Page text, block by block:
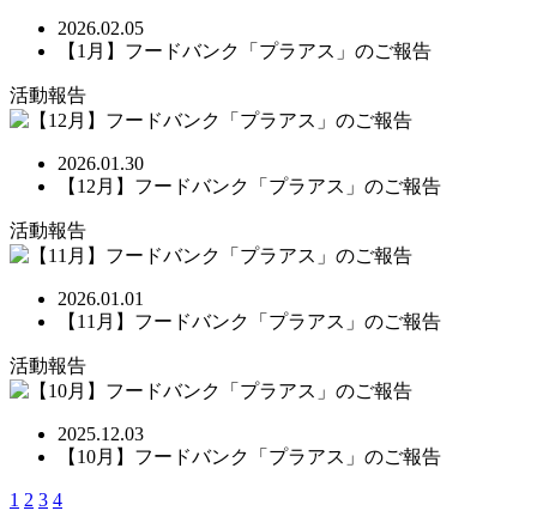
2026.02.05
【1月】フードバンク「プラアス」のご報告
活動報告
2026.01.30
【12月】フードバンク「プラアス」のご報告
活動報告
2026.01.01
【11月】フードバンク「プラアス」のご報告
活動報告
2025.12.03
【10月】フードバンク「プラアス」のご報告
1 2 3 4